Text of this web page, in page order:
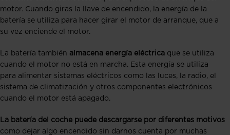
motor. Cuando giras la llave de encendido, la energía de la
batería se utiliza para hacer girar el motor de arranque, que a
su vez enciende el motor.
La batería también almacena energía eléctrica que se utiliza
cuando el motor no está en marcha. Esta energía se utiliza
para alimentar sistemas eléctricos como las luces, la radio, el
sistema de climatización y otros componentes electrónicos
cuando el motor está apagado.
La batería del coche puede descargarse por diferentes motivos
como dejar algo encendido sin darnos cuenta por muchas